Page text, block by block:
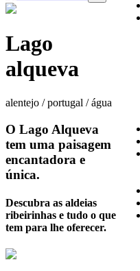
Lago
alqueva
alentejo / portugal / água
O Lago Alqueva
tem uma paisagem
encantadora e
única.
Descubra as aldeias
ribeirinhas e tudo o que
tem para lhe oferecer.